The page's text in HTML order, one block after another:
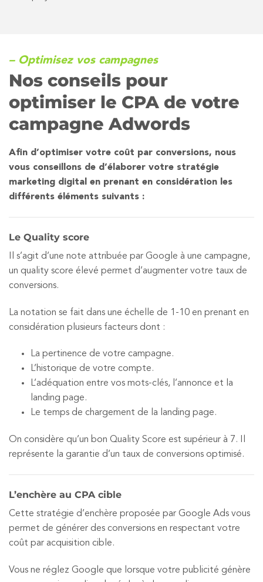
– Optimisez vos campagnes
Nos conseils pour
optimiser le CPA de votre
campagne Adwords
Afin d’optimiser votre coût par conversions, nous
vous conseillons de d’élaborer votre stratégie
marketing digital en prenant en considération les
différents éléments suivants :
Le Quality score
Il s’agit d’une note attribuée par Google à une campagne,
un quality score élevé permet d’augmenter votre taux de
conversions.
La notation se fait dans une échelle de 1-10 en prenant en
considération plusieurs facteurs dont :
La pertinence de votre campagne.
L’historique de votre compte.
L’adéquation entre vos mots-clés, l’annonce et la
landing page.
Le temps de chargement de la landing page.
On considère qu’un bon Quality Score est supérieur à 7. Il
représente la garantie d’un taux de conversions optimisé.
L’enchère au CPA cible
Cette stratégie d’enchère proposée par Google Ads vous
permet de générer des conversions en respectant votre
coût par acquisition cible.
Vous ne réglez Google que lorsque votre publicité génère